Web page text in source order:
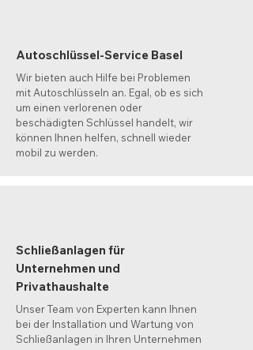
Autoschlüssel-Service Basel
Wir bieten auch Hilfe bei Problemen
mit Autoschlüsseln an. Egal, ob es sich
um einen verlorenen oder
beschädigten Schlüssel handelt, wir
können Ihnen helfen, schnell wieder
mobil zu werden.
Schließanlagen für
Unternehmen und
Privathaushalte
Unser Team von Experten kann Ihnen
bei der Installation und Wartung von
Schließanlagen in Ihren Unternehmen